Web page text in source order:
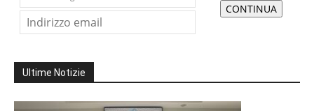
Ultime Notizie